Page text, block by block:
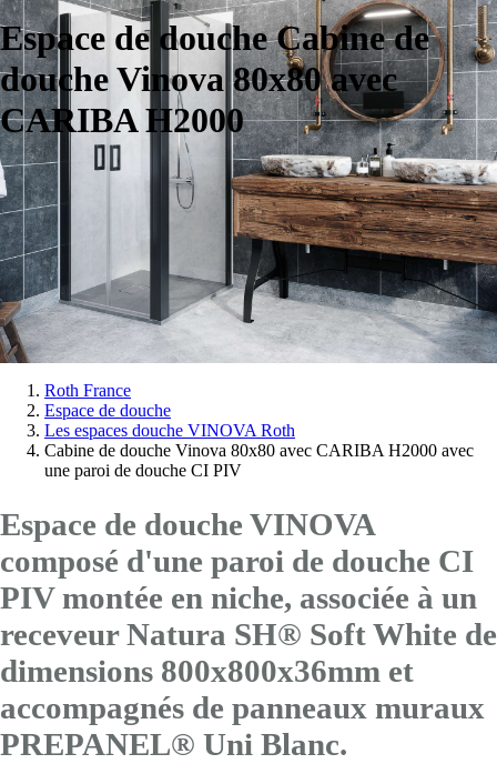
Espace de douche Cabine de
douche Vinova 80x80 avec
CARIBA H2000
Vous
êtes
Roth France
Espace de douche
Les espaces douche VINOVA Roth
Cabine de douche Vinova 80x80 avec CARIBA H2000 avec
une paroi de douche CI PIV
Espace de douche VINOVA
composé d'une paroi de douche CI
PIV montée en niche, associée à un
receveur Natura SH® Soft White de
dimensions 800x800x36mm et
accompagnés de panneaux muraux
PREPANEL® Uni Blanc.